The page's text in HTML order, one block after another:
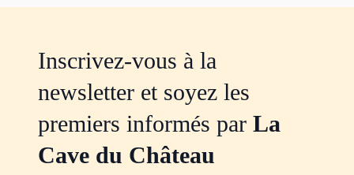
Inscrivez-vous à la
newsletter et soyez les
premiers informés par La
Cave du Château